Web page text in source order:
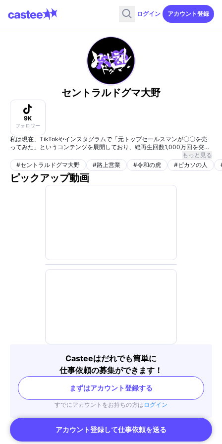
ログイン アカウント登録
セントラルドグマ大野
9K
フォロワー
私は現在、TikTokやインスタグラムで「元トップセールスマンが〇〇を売
ってみた」というコンテンツを展開しており、総再生回数1,000万回を突破
しています。むしかごやコンクリートブロックなど、一見売れなさそうな商
品を街中で販売する動画が大きな話題となり、多くの視聴者の関心を引いて
きました。
私の経歴ですが、高校時代にはピカソの名前を「噛まずに本気で言う」とい
私は、どんな商品やサービスでも売る自信があります！今回は、皆さんの商
もっと見る
#セントラルドグマ大野 #路上営業 #令和の虎 #ピカソの人
ピックアップ動画
Casteeはだれでも簡単に
仕事依頼の募集ができます！
まずはアカウント登録する
すでにアカウントをお持ちの方は ログイン
アカウント登録して仕事依頼を送る